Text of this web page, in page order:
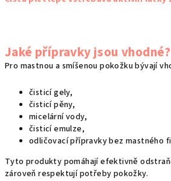
Jaké přípravky jsou vhodné?
Pro mastnou a smíšenou pokožku bývají
čisticí gely,
čisticí pěny,
micelární vody,
čisticí emulze,
odličovací přípravky bez mastného
Tyto produkty pomáhají efektivně
zároveň respektují potřeby pokožky.